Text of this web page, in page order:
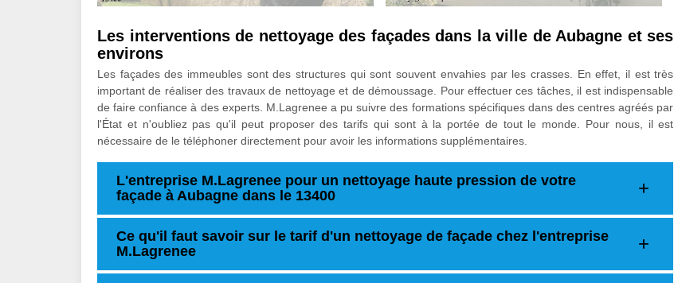
Les interventions de nettoyage des façades dans la ville de Aubagne et ses
environs
Les façades des immeubles sont des structures qui sont souvent envahies par les crasses. En effet, il est très
important de réaliser des travaux de nettoyage et de démoussage. Pour effectuer ces tâches, il est indispensable
de faire confiance à des experts. M.Lagrenee a pu suivre des formations spécifiques dans des centres agréés par
l'État et n'oubliez pas qu'il peut proposer des tarifs qui sont à la portée de tout le monde. Pour nous, il est
nécessaire de le téléphoner directement pour avoir les informations supplémentaires.
L'entreprise M.Lagrenee pour un nettoyage haute pression de votre
façade à Aubagne dans le 13400
Ce qu'il faut savoir sur le tarif d'un nettoyage de façade chez l'entreprise
M.Lagrenee